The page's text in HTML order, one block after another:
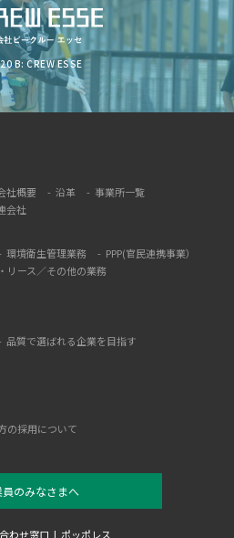
B: CREW ESSE
社概要 沿革
事業所一覧
会社
環境衛生管理業務
PPP(官民連携事業）
リース／その他の業務
品質で選ばれる企業を目指す
の採用について
員のみなさまへ
わせ窓口 ポッポレス